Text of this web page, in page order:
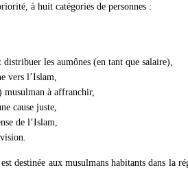
à huit catégories de personnes :
les aumônes (en tant que salaire),
vers l’Islam,
musulman à affranchir,
cause juste,
de l’Islam,
destinée aux musulmans habitants dans la